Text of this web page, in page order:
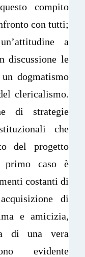
compito
con tutti;
a
discussione le
dogmatismo
clericalismo.
di strategie
che
del progetto
primo caso è
costanti di
di
e amicizia,
di una vera
evidente